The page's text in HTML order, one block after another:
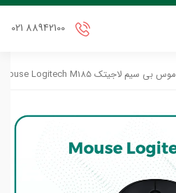
موس بی سیم لاجیتک Mouse Logitech M185